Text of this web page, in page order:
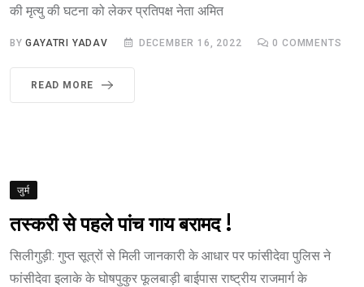
की मृत्यु की घटना को लेकर प्रतिपक्ष नेता अमित
BYGAYATRI YADAV DECEMBER 16, 2022 0 COMMENTS
READ MORE
जुर्म
तस्करी से पहले पांच गाय बरामद !
सिलीगुड़ी: गुप्त सूत्रों से मिली जानकारी के आधार पर फांसीदेवा पुलिस ने
फांसीदेवा इलाके के घोषपुकुर फूलबाड़ी बाईपास राष्ट्रीय राजमार्ग के